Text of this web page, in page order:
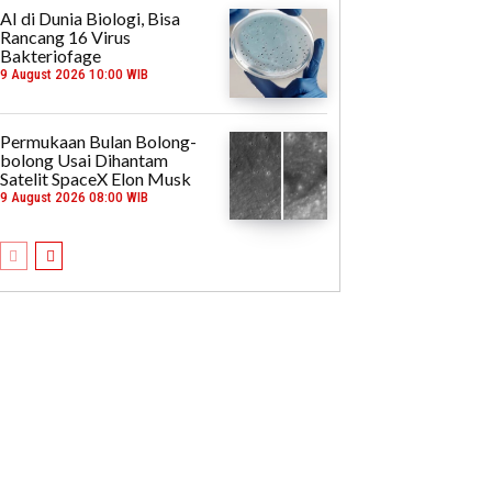
AI di Dunia Biologi, Bisa
Rancang 16 Virus
Bakteriofage
9 August 2026 10:00 WIB
Permukaan Bulan Bolong-
bolong Usai Dihantam
Satelit SpaceX Elon Musk
9 August 2026 08:00 WIB